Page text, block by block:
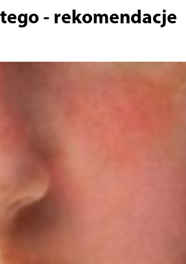
- rekomendacje